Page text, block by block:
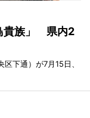
貴族」 県内2
下通）が7月15日、